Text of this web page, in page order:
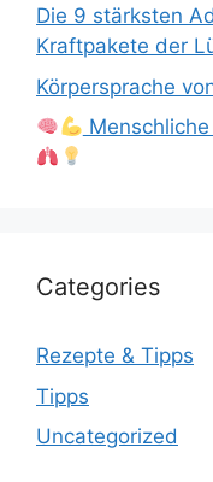
Die 9 stärksten
Kraftpakete der
Körpersprache
Categories
Rezepte & Tipps
Tipps
Uncategorized